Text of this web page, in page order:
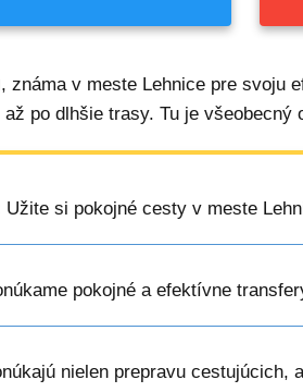
, známa v meste Lehnice pre svoju
až po dlhšie trasy. Tu je všeobecný
Užite si pokojné cesty v meste
pokojné a efektívne
nielen prepravu cestujúcich,